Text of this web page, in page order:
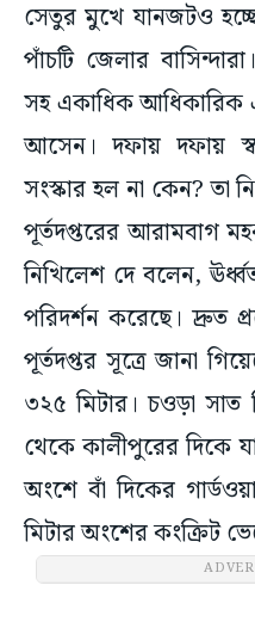
সেতুর মুখে যানজটও
পাঁচটি জেলার
সহ একাধিক আধিকারিক
আসেন। দফায় দফায়
সংস্কার হল না কেন? তা
পূর্তদপ্তরের আরামবাগ
নিখিলেশ দে বলেন,
পরিদর্শন করেছে। দ্রুত
পূর্তদপ্তর সূত্রে জানা
৩২৫ মিটার। চওড়া সাত
থেকে কালীপুরের দিকে
অংশে বাঁ দিকের
মিটার অংশের কংক্রিট